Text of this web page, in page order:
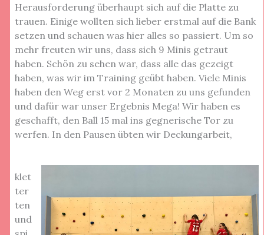
Herausforderung überhaupt sich auf die Platte zu
trauen. Einige wollten sich lieber erstmal auf die Bank
setzen und schauen was hier alles so passiert. Um so
mehr freuten wir uns, dass sich 9 Minis getraut
haben. Schön zu sehen war, dass alle das gezeigt
haben, was wir im Training geübt haben. Viele Minis
haben den Weg erst vor 2 Monaten zu uns gefunden
und dafür war unser Ergebnis Mega! Wir haben es
geschafft, den Ball 15 mal ins gegnerische Tor zu
werfen. In den Pausen übten wir Deckungarbeit,
klet
ter
ten
und